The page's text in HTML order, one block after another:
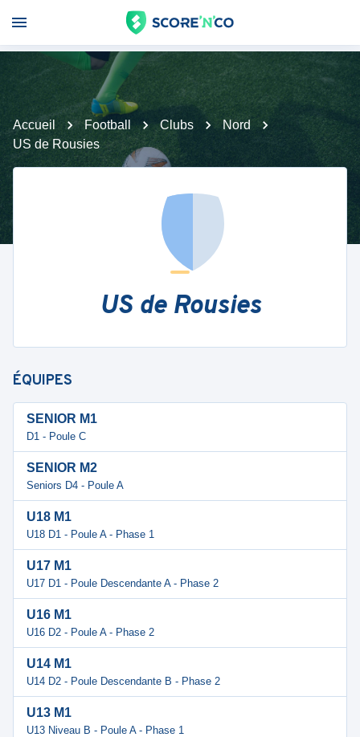
Accueil Football Clubs
Nord
US de Rousies
US de Rousies
ÉQUIPES
SENIOR M1
D1 - Poule C
SENIOR M2
Seniors D4 - Poule A
U18 M1
U18 D1 - Poule A - Phase 1
U17 M1
U17 D1 - Poule Descendante A - Phase 2
U16 M1
U16 D2 - Poule A - Phase 2
U14 M1
U14 D2 - Poule Descendante B - Phase 2
U13 M1
U13 Niveau B - Poule A - Phase 1